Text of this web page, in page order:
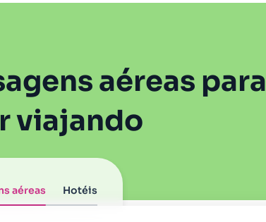
aéreas para
viajando
aéreas Hotéis